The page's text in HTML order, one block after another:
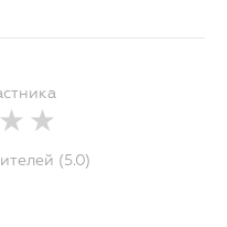
(5.0)